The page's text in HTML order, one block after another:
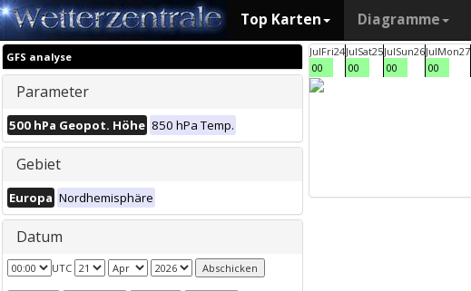
Top Karten Diagramme
GFS analyse
Parameter
500 hPa Geopot. Höhe 850 hPa Temp.
Gebiet
Europa Nordhemisphäre
Datum
UTC
JulFri24
00
JulSat25
00
JulSun26
00
JulMon27
00